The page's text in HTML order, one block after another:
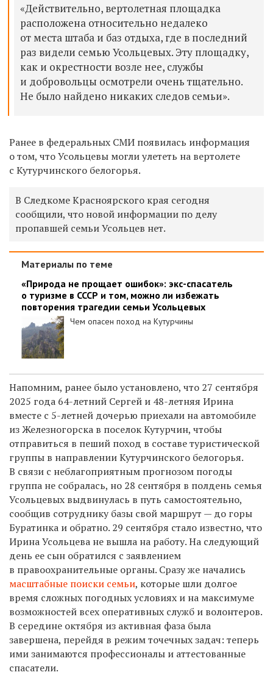
«Действительно, вертолетная площадка
расположена относительно недалеко
от места штаба и баз отдыха, где в последний
раз видели семью Усольцевых. Эту площадку,
как и окрестности возле нее, службы
и добровольцы осмотрели очень тщательно.
Не было найдено никаких следов семьи».
Ранее в федеральных СМИ появилась информация
о том, что Усольцевы могли улететь на вертолете
с Кутурчинского белогорья.
В Следкоме Красноярского края сегодня
сообщили, что новой информации по делу
пропавшей семьи Усольцев нет.
Материалы по теме
«Природа не прощает ошибок»: экс-спасатель
о туризме в СССР и том, можно ли избежать
повторения трагедии семьи Усольцевых
Чем опасен поход на Кутурчины
Напомним, ранее было установлено, что 27 сентября
2025 года 64-летний Сергей и 48-летняя Ирина
вместе с 5-летней дочерью приехали на автомобиле
из Железногорска в поселок Кутурчин, чтобы
отправиться в пеший поход в составе туристической
группы в направлении Кутурчинского белогорья.
В связи с неблагоприятным прогнозом погоды
группа не собралась, но 28 сентября в полдень семья
Усольцевых выдвинулась в путь самостоятельно,
сообщив сотруднику базы свой маршрут — до горы
Буратинка и обратно. 29 сентября стало известно, что
Ирина Усольцева не вышла на работу. На следующий
день ее сын обратился с заявлением
в правоохранительные органы. Сразу же начались
масштабные поиски семьи, которые шли долгое
время сложных погодных условиях и на максимуме
возможностей всех оперативных служб и волонтеров.
В середине октября из активная фаза была
завершена, перейдя в режим точечных задач: теперь
ими занимаются профессионалы и аттестованные
спасатели.